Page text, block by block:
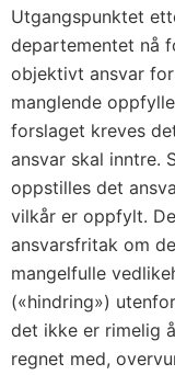
Utgangspunktet
departementet nå
objektivt ansvar
manglende
forslaget kreves
ansvar skal inntre.
oppstilles det
vilkår er oppfylt.
ansvarsfritak om
mangelfulle
(«hindring»)
det ikke er rimelig
regnet med,